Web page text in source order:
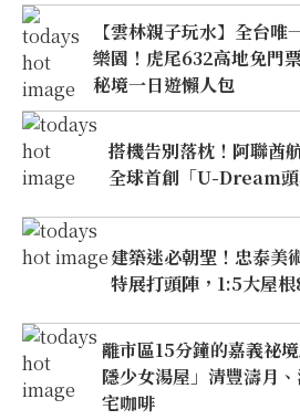
【雲林親子玩水】全台
樂園！虎尾632高地免門
秘境一日遊懶人包
搭機告別落枕！阿聯酋
全球首創「U-Dream
建築迷必朝聖！忠泰美
特展打頭陣，1:5大屋
離市區15分鐘的嘉義祕
隱少女湯屋」清豐濤月
宅咖啡